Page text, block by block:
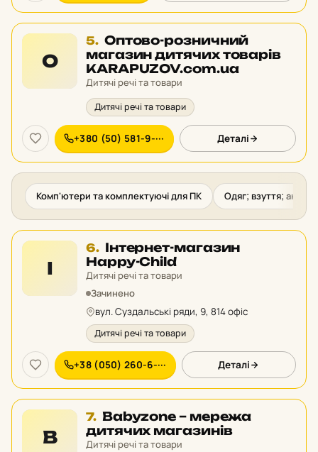
О
5. Місце
5
у
рейтингу:
Оптово-розничний
магазин дитячих товарів
KARAPUZOV.com.ua
Дитячі речі та товари
Дитячі речі та товари
+380 (50) 581-9-··· Деталі
Комп'ютери та комплектуючі для ПК Одяг; взуття;
І
6. Місце
6
у
рейтингу:
Інтернет-магазин
Happy-Child
Дитячі речі та товари
Зачинено
вул. Суздальські ряди, 9, 814 офіс
Дитячі речі та товари
+38 (050) 260-6-··· Деталі
B
7. Місце
7
у
Babyzone – мережа
дитячих магазинів
Дитячі речі та товари